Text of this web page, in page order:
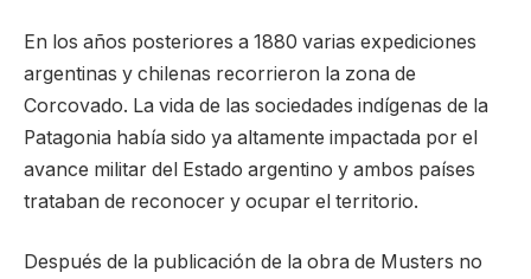
En los años posteriores a 1880 varias expediciones
argentinas y chilenas recorrieron la zona de
Corcovado. La vida de las sociedades indígenas de la
Patagonia había sido ya altamente impactada por el
avance militar del Estado argentino y ambos países
trataban de reconocer y ocupar el territorio.
Después de la publicación de la obra de Musters no